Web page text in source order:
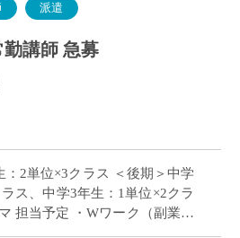
派遣
講師 急募
：2単位×3クラス ＜後期＞中学
ス、中学3年生：1単位×2クラ
担当予定 ・Wワーク（副業・